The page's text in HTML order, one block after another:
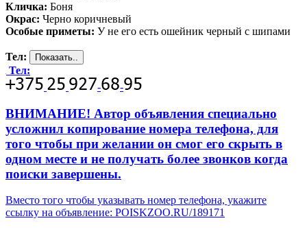
Кличка: Боня
Окрас: Черно коричневый
Особые приметы: У не его есть ошейник черный с шипами
Тел:
Тел:
-
-
ВНИМАНИЕ! Автор объявления специально
усложнил копирование номера телефона, для
того чтобы при желании он смог его скрыть в
одном месте и не получать более звонков когда
поиски завершены.
Вместо того чтобы указывать номер телефона, укажите
ссылку на объявление: POISKZOO.RU/189171